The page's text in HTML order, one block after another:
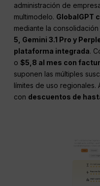
administración de
multimodelo. GlobalGPT
mediante la consolidación
5, Gemini 3.1 Pro y
plataforma integrada.
o$5,8 al mes con
suponen las múltiples
límites de uso regionales.
con descuentos de